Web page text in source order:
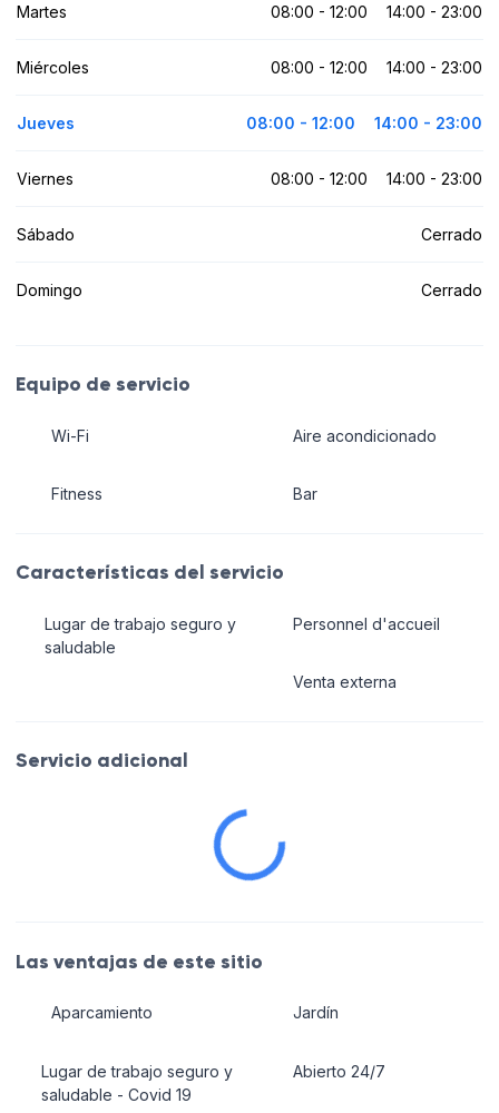
Martes 08:00 - 12:00 14:00 - 23:00
Miércoles 08:00 - 12:00 14:00 - 23:00
Jueves 08:00 - 12:00 14:00 - 23:00
Viernes 08:00 - 12:00 14:00 - 23:00
Sábado Cerrado
Domingo Cerrado
Equipo de servicio
Wi-Fi
Fitness
Aire acondicionado
Bar
Características del servicio
Lugar de trabajo seguro y
saludable
Personnel d'accueil
Venta externa
Servicio adicional
Las ventajas de este sitio
Aparcamiento
Lugar de trabajo seguro y
saludable - Covid 19
Jardín
Abierto 24/7